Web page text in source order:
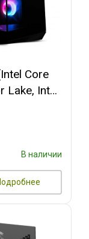
Core
Lake, Intel
(2
В наличии